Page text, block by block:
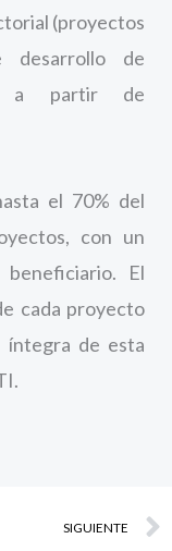
(proyectos
de
a partir de
el 70% del
con un
El
cada proyecto
íntegra de esta
SIGUIENTE